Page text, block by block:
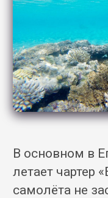
В основном в
летает чартер
самолёта не